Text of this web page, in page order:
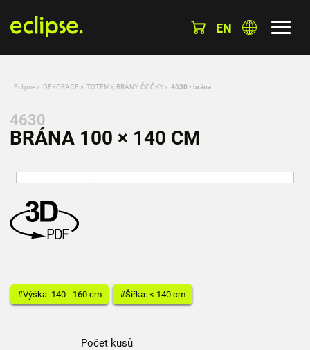
EN
Eclipse » DEKORACE » TOTEMY, BRÁNY, ČOČKY » 4630 - brána
4630
BRÁNA 100 × 140 CM
#Výška: 140 - 160 cm #Šířka: < 140 cm
Počet kusů